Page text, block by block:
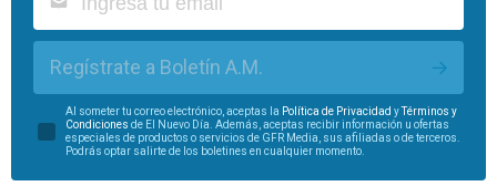
Regístrate a Boletín A.M.
Al someter tu correo electrónico, aceptas la Política de Privacidad yTérminos y
Condiciones de El Nuevo Día. Además, aceptas recibir información u ofertas
especiales de productos o servicios de GFR Media, sus afiliadas o de terceros.
Podrás optar salirte de los boletines en cualquier momento.